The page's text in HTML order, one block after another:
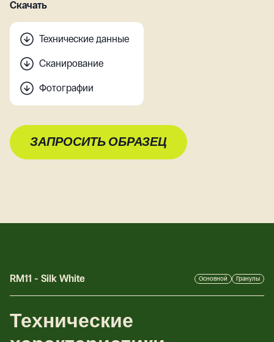
Скачать
Технические данные
Сканирование
Фотографии
ЗАПРОСИТЬ ОБРАЗЕЦ
RM11 - Silk White Основной Гранулы
Технические